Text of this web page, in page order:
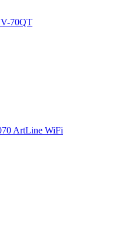
70QT
ArtLine WiFi